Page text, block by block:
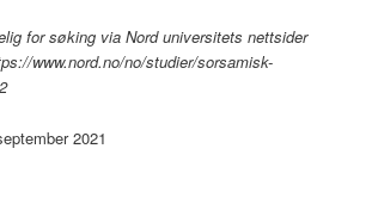
for søking via Nord universitets nettsider
www.nord.no/no/studier/sorsamisk-
2021